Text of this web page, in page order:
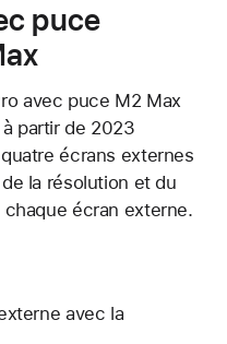
puce
avec puce M2 Max
partir de 2023
écrans externes
la résolution et du
écran externe.
avec la